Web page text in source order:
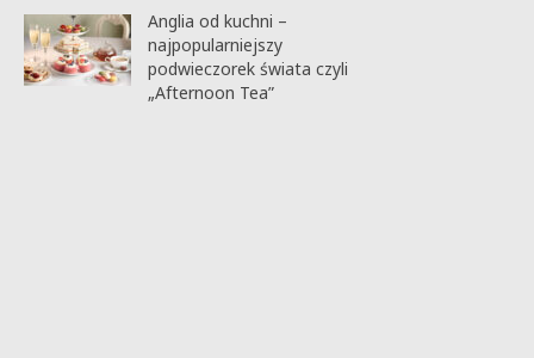
Anglia od kuchni –
najpopularniejszy
podwieczorek świata czyli
„Afternoon Tea”